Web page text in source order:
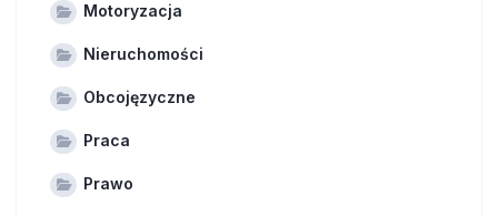
Motoryzacja
Nieruchomości
Obcojęzyczne
Praca
Prawo